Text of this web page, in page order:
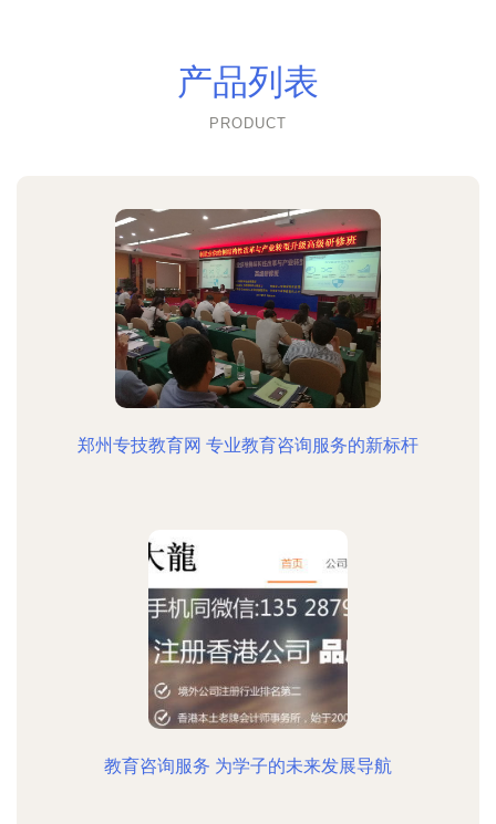
产品列表
PRODUCT
郑州专技教育网 专业教育咨询服务的新标杆
教育咨询服务 为学子的未来发展导航